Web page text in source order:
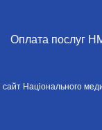
Оплата послуг
Національного